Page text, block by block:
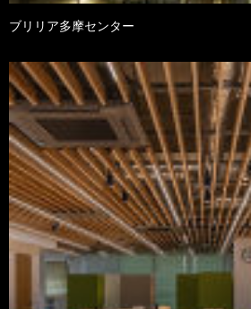
ブリリア多摩センター